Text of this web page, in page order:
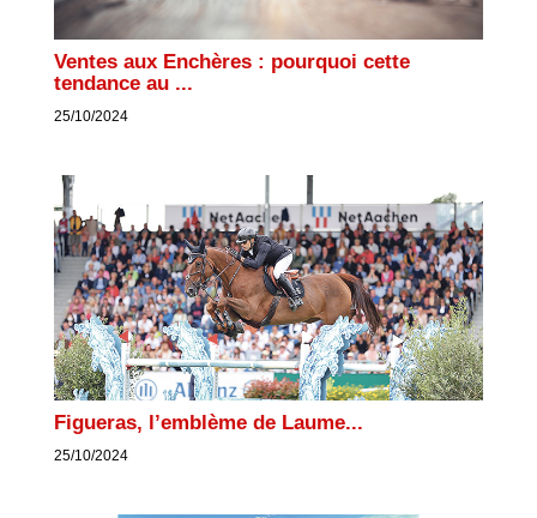
Ventes aux Enchères : pourquoi cette
tendance au ...
25/10/2024
Figueras, l’emblème de Laume...
25/10/2024